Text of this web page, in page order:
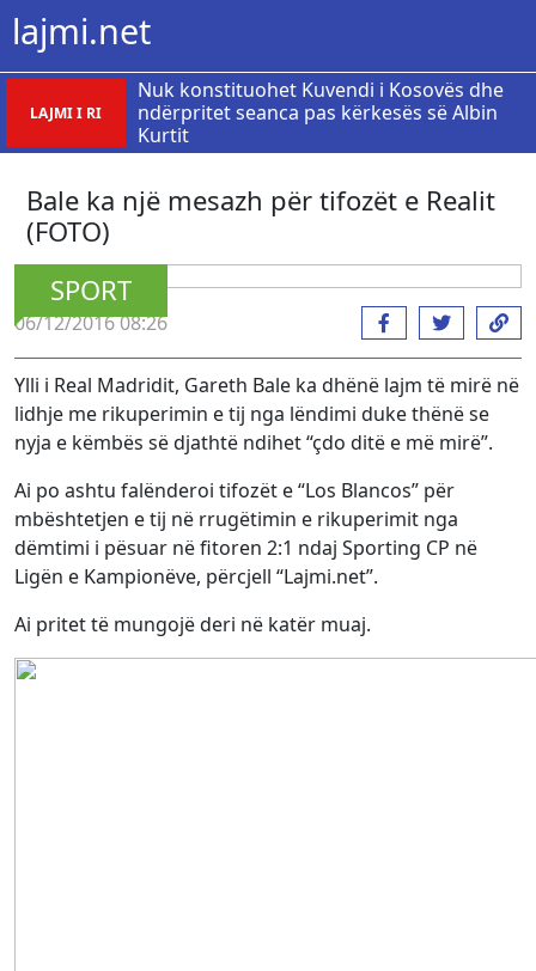
lajmi.net
LAJMI I RI
Nuk konstituohet Kuvendi i Kosovës dhe
ndërpritet seanca pas kërkesës së Albin
Kurtit
Bale ka një mesazh për tifozët e Realit
(FOTO)
SPORT
06/12/2016 08:26
Ylli i Real Madridit, Gareth Bale ka dhënë lajm të mirë në
lidhje me rikuperimin e tij nga lëndimi duke thënë se
nyja e këmbës së djathtë ndihet “çdo ditë e më mirë”.
Ai po ashtu falënderoi tifozët e “Los Blancos” për
mbështetjen e tij në rrugëtimin e rikuperimit nga
dëmtimi i pësuar në fitoren 2:1 ndaj Sporting CP në
Ligën e Kampionëve, përcjell “Lajmi.net”.
Ai pritet të mungojë deri në katër muaj.